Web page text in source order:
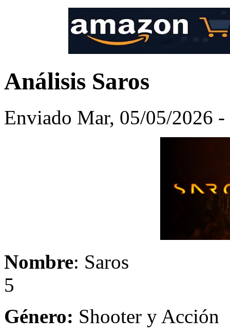
Análisis Saros
Enviado Mar, 05/05/2026
Nombre:
5
Género: Shooter y Acción